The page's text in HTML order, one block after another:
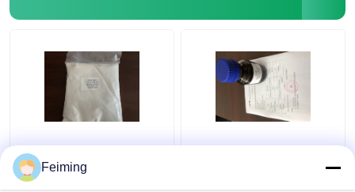
CAS 51805-45-9 TCEP
Phosphin-Hydrochlorid
HCL Tris (2-
Feiming